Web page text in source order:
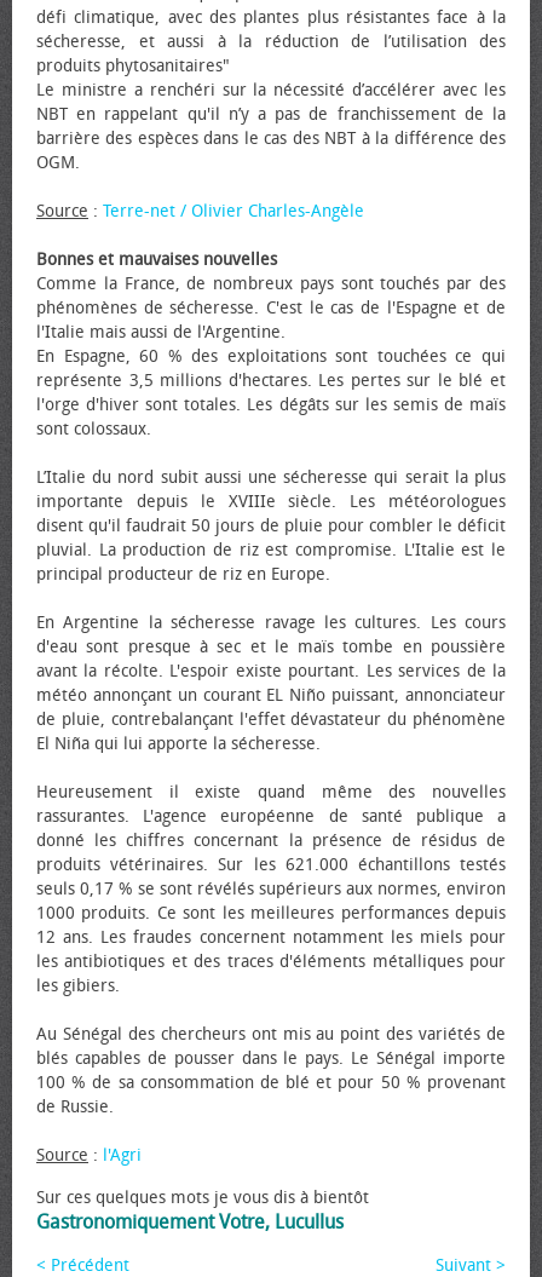
défi climatique, avec des plantes plus résistantes face à la
sécheresse, et aussi à la réduction de l’utilisation des
produits phytosanitaires"
Le ministre a renchéri sur la nécessité d’accélérer avec les
NBT en rappelant qu'il n’y a pas de franchissement de la
barrière des espèces dans le cas des NBT à la différence des
OGM.
Source : Terre-net / Olivier Charles-Angèle
Bonnes et mauvaises nouvelles
Comme la France, de nombreux pays sont touchés par des
phénomènes de sécheresse. C'est le cas de l'Espagne et de
l'Italie mais aussi de l'Argentine.
En Espagne, 60 % des exploitations sont touchées ce qui
représente 3,5 millions d'hectares. Les pertes sur le blé et
l'orge d'hiver sont totales. Les dégâts sur les semis de maïs
sont colossaux.
L’Italie du nord subit aussi une sécheresse qui serait la plus
importante depuis le XVIIIe siècle. Les météorologues
disent qu'il faudrait 50 jours de pluie pour combler le déficit
pluvial. La production de riz est compromise. L'Italie est le
principal producteur de riz en Europe.
En Argentine la sécheresse ravage les cultures. Les cours
d'eau sont presque à sec et le maïs tombe en poussière
avant la récolte. L'espoir existe pourtant. Les services de la
météo annonçant un courant EL Niño puissant, annonciateur
de pluie, contrebalançant l'effet dévastateur du phénomène
El Niña qui lui apporte la sécheresse.
Heureusement il existe quand même des nouvelles
rassurantes. L'agence européenne de santé publique a
donné les chiffres concernant la présence de résidus de
produits vétérinaires. Sur les 621.000 échantillons testés
seuls 0,17 % se sont révélés supérieurs aux normes, environ
1000 produits. Ce sont les meilleures performances depuis
12 ans. Les fraudes concernent notamment les miels pour
les antibiotiques et des traces d'éléments métalliques pour
les gibiers.
Au Sénégal des chercheurs ont mis au point des variétés de
blés capables de pousser dans le pays. Le Sénégal importe
100 % de sa consommation de blé et pour 50 % provenant
de Russie.
Source : l'Agri
Sur ces quelques mots je vous dis à bientôt
Gastronomiquement Votre, Lucullus
< Précédent Suivant >